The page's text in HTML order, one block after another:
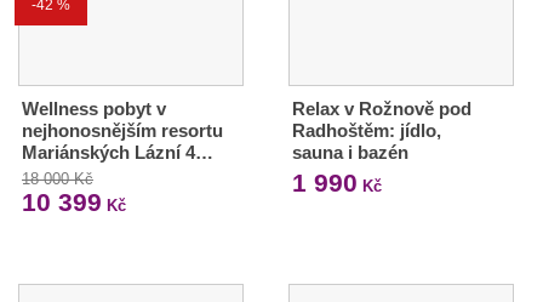
-42 %
Wellness pobyt v
nejhonosnějším resortu
Mariánských Lázní 4…
18 000 Kč
10 399 Kč
Relax v Rožnově pod
Radhoštěm: jídlo,
sauna i bazén
1 990 Kč